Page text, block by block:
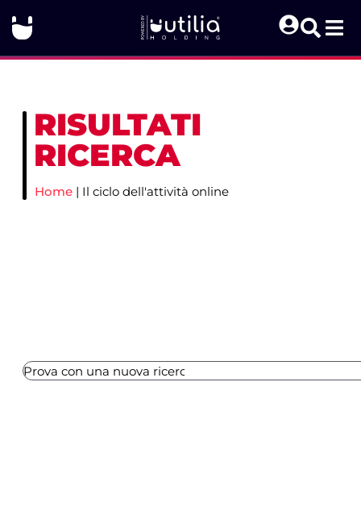
RISULTATI
RICERCA
Home | Il ciclo dell'attività online